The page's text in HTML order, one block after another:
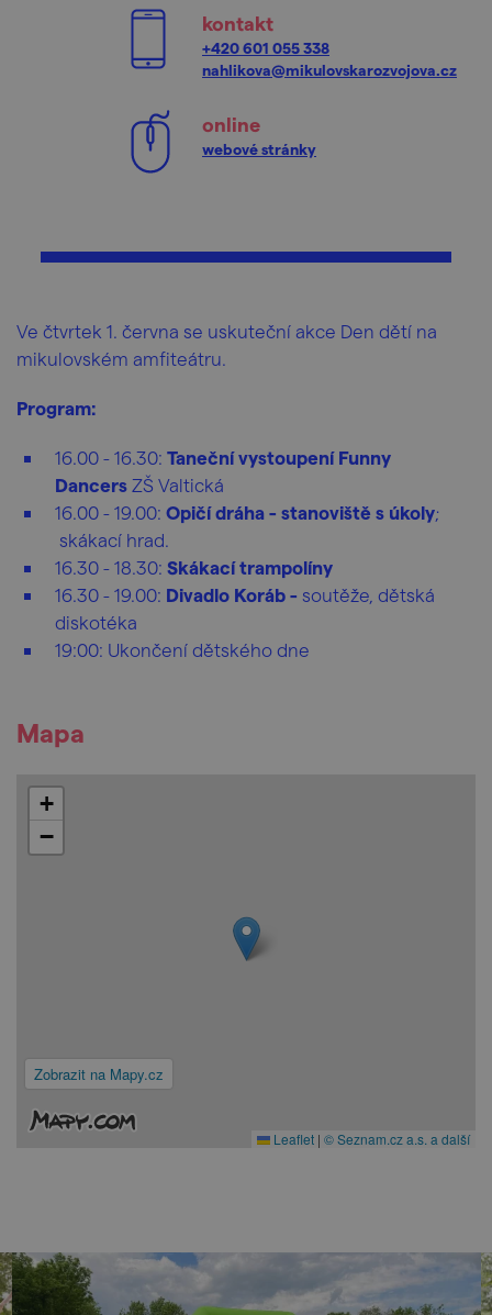
kontakt
+420 601 055 338
nahlikova@mikulovskarozvojova.cz
online
webové stránky
Ve čtvrtek 1. června se uskuteční akce Den dětí na
mikulovském amfiteátru.
Program:
16.00 - 16.30: Taneční vystoupení Funny
Dancers ZŠ Valtická
16.00 - 19.00: Opičí dráha - stanoviště s úkoly;
skákací hrad.
16.30 - 18.30: Skákací trampolíny
16.30 - 19.00: Divadlo Koráb - soutěže, dětská
diskotéka
19:00: Ukončení dětského dne
Mapa
Zobrazit na Mapy.cz
+
−
Leaflet | © Seznam.cz a.s. a další